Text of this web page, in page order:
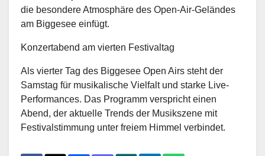
die besondere Atmosphäre des Open-Air-Geländes
am Biggesee einfügt.
Konzertabend am vierten Festivaltag
Als vierter Tag des Biggesee Open Airs steht der
Samstag für musikalische Vielfalt und starke Live-
Performances. Das Programm verspricht einen
Abend, der aktuelle Trends der Musikszene mit
Festivalstimmung unter freiem Himmel verbindet.